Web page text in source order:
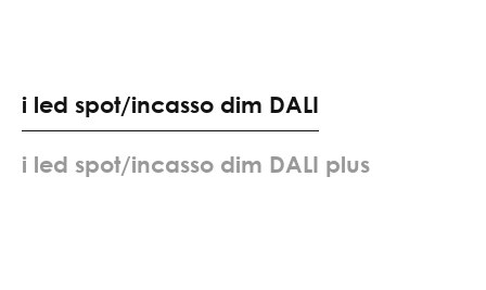
i led spot/incasso dim DALI
i led spot/incasso dim DALI plus